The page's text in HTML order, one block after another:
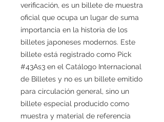
verificación, es un billete de muestra
oficial que ocupa un lugar de suma
importancia en la historia de los
billetes japoneses modernos. Este
billete está registrado como Pick
#43As3 en el Catálogo Internacional
de Billetes y no es un billete emitido
para circulación general, sino un
billete especial producido como
muestra y material de referencia